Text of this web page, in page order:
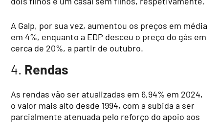
A Galp, por sua vez, aumentou os preços em média
em 4%, enquanto a EDP desceu o preço do gás em
cerca de 20%, a partir de outubro.
4. Rendas
As rendas vão ser atualizadas em 6,94% em 2024,
o valor mais alto desde 1994, com a subida a ser
parcialmente atenuada pelo reforço do apoio aos